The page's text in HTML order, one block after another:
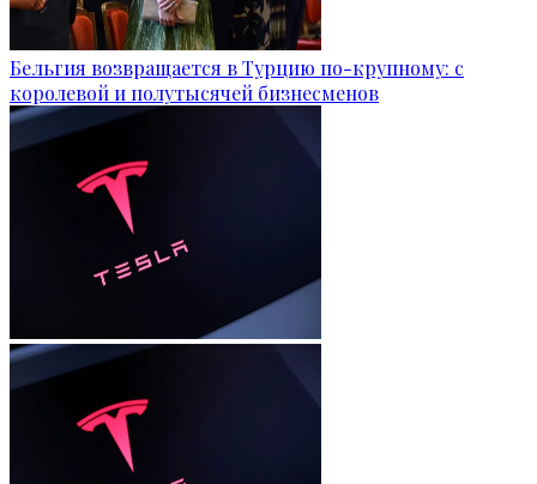
Бельгия возвращается в Турцию по-крупному: с
королевой и полутысячей бизнесменов